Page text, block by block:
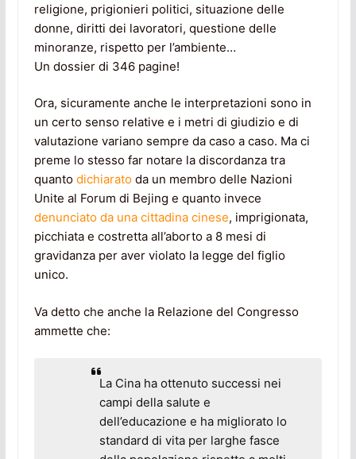
religione, prigionieri politici, situazione delle
donne, diritti dei lavoratori, questione delle
minoranze, rispetto per l’ambiente…
Un dossier di 346 pagine!
Ora, sicuramente anche le interpretazioni sono in
un certo senso relative e i metri di giudizio e di
valutazione variano sempre da caso a caso. Ma ci
preme lo stesso far notare la discordanza tra
quanto dichiaratoda un membro delle Nazioni
Unite al Forum di Bejing e quanto invece
denunciato da una cittadina cinese, imprigionata,
picchiata e costretta all’aborto a 8 mesi di
gravidanza per aver violato la legge del figlio
unico.
Va detto che anche la Relazione del Congresso
ammette che:
La Cina ha ottenuto successi nei
campi della salute e
dell’educazione e ha migliorato lo
standard di vita per larghe fasce